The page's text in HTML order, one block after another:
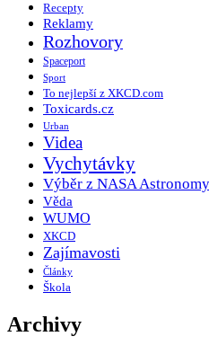
Recepty
Reklamy
Rozhovory
Spaceport
Sport
To nejlepší z XKCD.com
Toxicards.cz
Urban
Videa
Vychytávky
Výběr z NASA
Věda
WUMO
XKCD
Zajímavosti
Články
Škola
Archivy